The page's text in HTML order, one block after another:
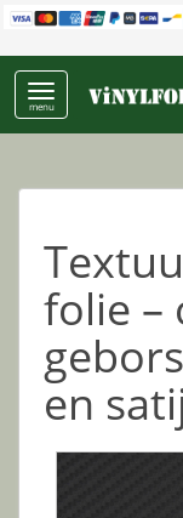
menu
folie –
en